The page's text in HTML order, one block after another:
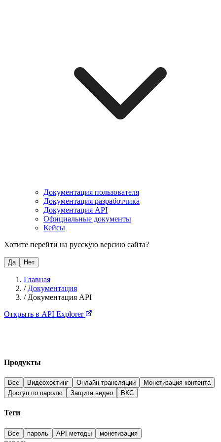
Документация пользователя
Документация разработчика
Документация API
Официальные документы
Кейсы
Хотите перейти на русскую версию сайта?
Да Нет
Главная
/ Документация
/ Документация API
Открыть в API Explorer
Продукты
Все Видеохостинг Онлайн-трансляции
Монетизация контента
Доступ по паролю
Защита видео ВКС
Теги
Все пароль API методы монетизация